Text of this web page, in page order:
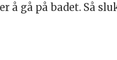
å gå på badet. Så